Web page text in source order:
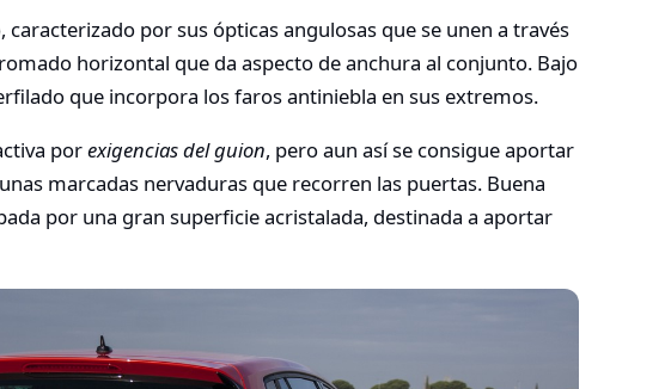
por sus ópticas angulosas que se unen a través
horizontal que da aspecto de anchura al conjunto. Bajo
que incorpora los faros antiniebla en sus extremos.
porexigencias del guion, pero aun así se consigue aportar
marcadas nervaduras que recorren las puertas. Buena
por una gran superficie acristalada, destinada a aportar